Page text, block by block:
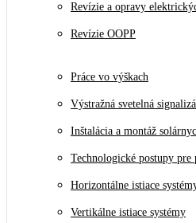
Revízie a opravy
Revízie OOPP
Práce vo výškach
Výstražná svetelná
Inštalácia a montáž
Technologické postupy pre
Horizontálne istiace
Vertikálne istiace systémy